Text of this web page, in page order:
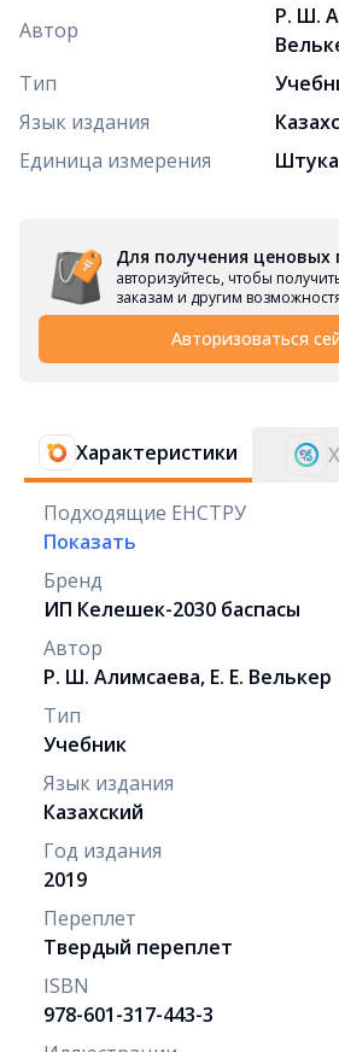
Автор
Р. Ш.
Тип
Язык издания
Единица измерения
Штука
Для получения ценовых
авторизуйтесь, чтобы
заказам и другим
Авторизоваться
Характеристики
Подходящие ЕНСТРУ
Показать
Бренд
ИП Келешек-2030 баспасы
Автор
Р. Ш. Алимсаева, Е. Е. Велькер
Тип
Учебник
Язык издания
Казахский
Год издания
2019
Переплет
Твердый переплет
ISBN
978-601-317-443-3